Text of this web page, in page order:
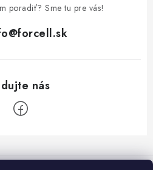
poradiť? Sme tu pre vás!
@forcell.sk